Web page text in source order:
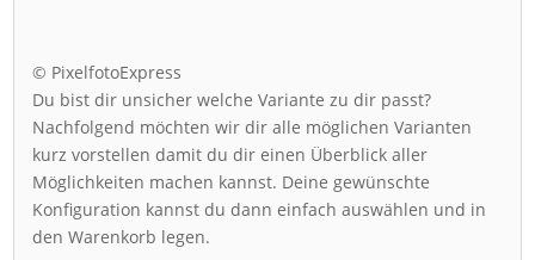
© PixelfotoExpress
Du bist dir unsicher welche Variante zu dir passt?
Nachfolgend möchten wir dir alle möglichen Varianten
kurz vorstellen damit du dir einen Überblick aller
Möglichkeiten machen kannst. Deine gewünschte
Konfiguration kannst du dann einfach auswählen und in
den Warenkorb legen.